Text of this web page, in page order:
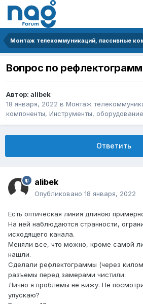
Вопрос по
Автор: alibek
18 января, 2022 в Монтаж
компоненты, Инструменты,
Ответить
alibek
Опубликовано 18 января, 2022
Есть оптическая линия длиною
На ней наблюдаются странности,
исходящего канала.
Меняли все, что можно, кроме самой
нашли.
Сделали рефлектограммы (через
разъемы перед замерами чистили.
Лично я проблемы не вижу. Не
упускаю?